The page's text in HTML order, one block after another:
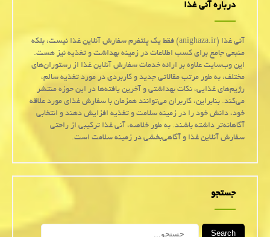
درباره آنی غذا
آنی غذا (anighaza.ir) فقط یک پلتفرم سفارش آنلاین غذا نیست، بلکه
منبعی جامع برای کسب اطلاعات در زمینه بهداشت و تغذیه نیز هست.
این وب‌سایت علاوه بر ارائه خدمات سفارش آنلاین غذا از رستوران‌های
مختلف، به طور مرتب مقالاتی جدید و کاربردی در مورد تغذیه سالم،
رژیم‌های غذایی، نکات بهداشتی و آخرین یافته‌ها در این حوزه منتشر
می‌کند. بنابراین، کاربران می‌توانند همزمان با سفارش غذای مورد علاقه
خود، دانش خود را در زمینه سلامت و تغذیه افزایش دهند و انتخابی
آگاهانه‌تر داشته باشند. به طور خلاصه، آنی غذا ترکیبی از راحتی
سفارش آنلاین غذا و آگاهی‌بخشی در زمینه سلامت است.
جستجو
Search